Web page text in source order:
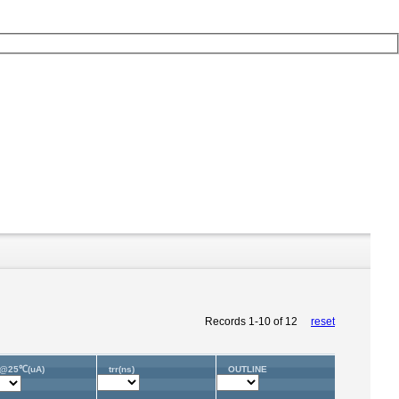
Records 1 -10 of 12 reset
trr(ns) OUTLINE